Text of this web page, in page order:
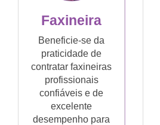
Faxineira
Beneficie-se da
praticidade de
contratar faxineiras
profissionais
confiáveis e de
excelente
desempenho para